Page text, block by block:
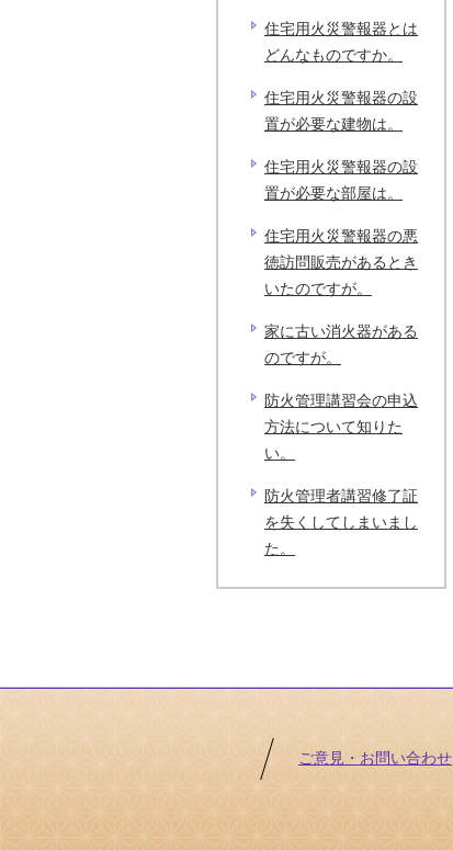
住宅用火災警報器とは
どんなものですか。
住宅用火災警報器の設
置が必要な建物は。
住宅用火災警報器の設
置が必要な部屋は。
住宅用火災警報器の悪
徳訪問販売があるとき
いたのですが。
家に古い消火器がある
のですが。
防火管理講習会の申込
方法について知りた
い。
防火管理者講習修了証
を失くしてしまいまし
た。
ご意見・お問い合わせ